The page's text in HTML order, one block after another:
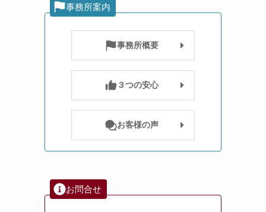
事務所案内
事務所概要
３つの安心
お客様の声
お問合せ